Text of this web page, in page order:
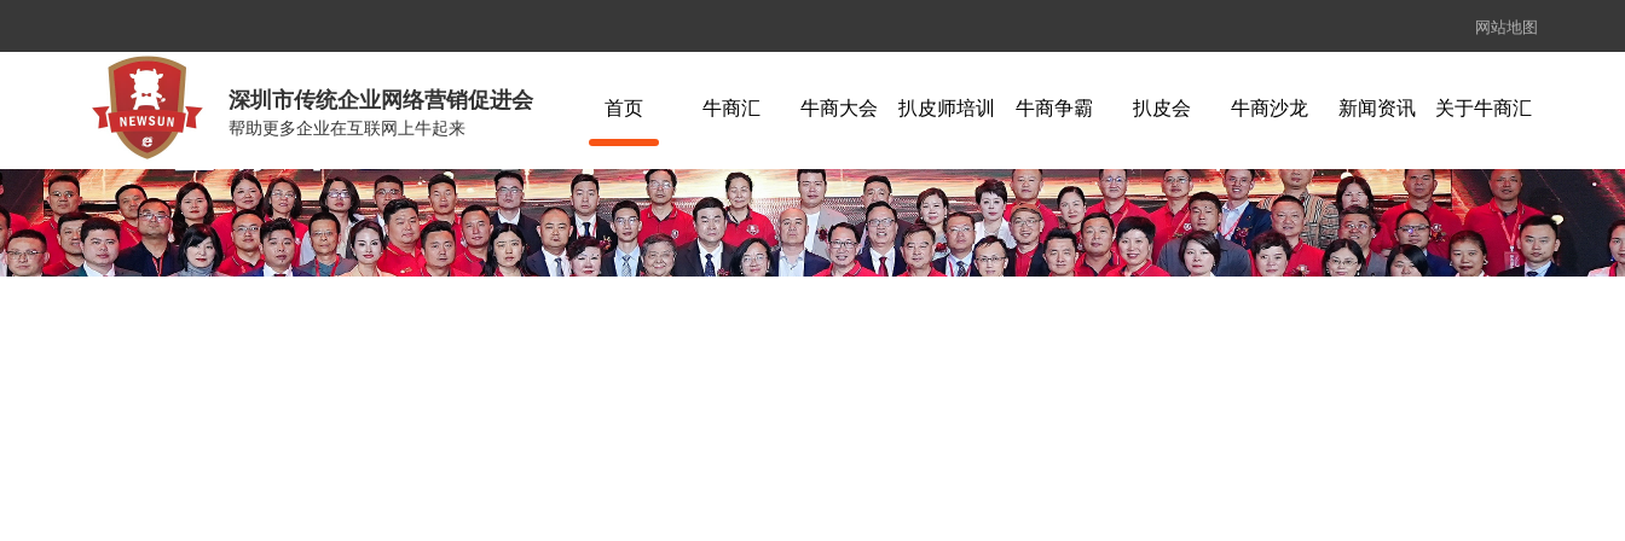
网站地图
深圳市传统企业网络营销促进会
帮助更多企业在互联网上牛起来
首页 牛商汇 牛商大会 扒皮师培训 牛商争霸 扒皮会 牛商沙龙 新闻资讯 关于牛商汇